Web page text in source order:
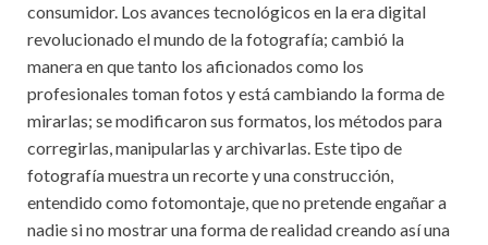
consumidor. Los avances tecnológicos en la era digital
revolucionado el mundo de la fotografía; cambió la
manera en que tanto los aficionados como los
profesionales toman fotos y está cambiando la forma de
mirarlas; se modificaron sus formatos, los métodos para
corregirlas, manipularlas y archivarlas. Este tipo de
fotografía muestra un recorte y una construcción,
entendido como fotomontaje, que no pretende engañar a
nadie si no mostrar una forma de realidad creando así una